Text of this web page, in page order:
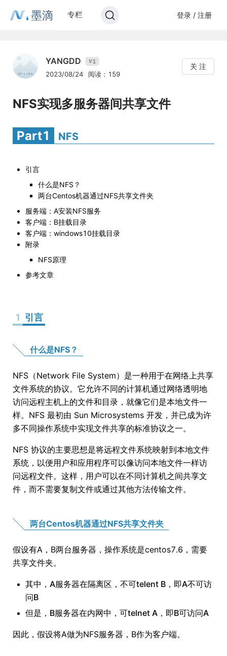
墨滴 专栏 登录 / 注册
YANGDD V1
2023/08/24 阅读：159
关 注
NFS实现多服务器间共享文件
Part1 NFS
引言
什么是NFS？
两台Centos机器通过NFS共享文件夹
服务端：A安装NFS服务
客户端：B挂载目录
客户端：windows10挂载目录
附录
NFS原理
参考文章
1 引言
什么是NFS？
NFS（Network File System）是一种用于在网络上共享
文件系统的协议。它允许不同的计算机通过网络透明地
访问远程主机上的文件和目录，就像它们是本地文件一
样。NFS 最初由 Sun Microsystems 开发，并已成为许
多不同操作系统中实现文件共享的标准协议之一。
NFS 协议的主要思想是将远程文件系统映射到本地文件
系统，以便用户和应用程序可以像访问本地文件一样访
问远程文件。这样，用户可以在不同计算机之间共享文
件，而不需要复制文件或通过其他方法传输文件。
两台Centos机器通过NFS共享文件夹
假设有A，B两台服务器，操作系统是centos7.6，需要
共享文件夹。
其中，A服务器在隔离区，不可telent B，即A不可访
问B
但是，B服务器在内网中，可telnet A，即B可访问A
因此，假设将A做为NFS服务器，B作为客户端。